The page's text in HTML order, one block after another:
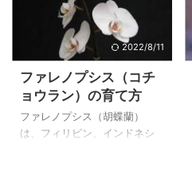
あります。 用土は草花用培養
土もしくは、赤玉土に腐葉土
を混ぜた用土でもよく、毎年
植え替えると良いようです。
下に仲間のシュウブンソウ
（秋分草）の写真と特徴を載
せています。 上のダルマギク
（達磨菊）は、自宅で２００
2022/8/11
ファレノプシス（コチ
ョウラン）の育て方
ファレノプシス（胡蝶蘭）
は、フィリピン、インドネシ